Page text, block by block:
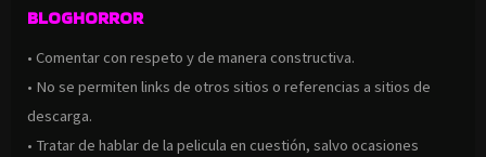
BLOGHORROR
• Comentar con respeto y de manera constructiva.
• No se permiten links de otros sitios o referencias a sitios de
descarga.
• Tratar de hablar de la pelicula en cuestión, salvo ocasiones